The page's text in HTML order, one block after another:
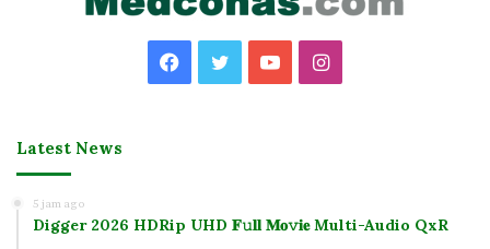
Facebook
TwitterYouTubeInstagram
Latest News
5 jam ago
Digger 2026 HDRip UHD 𝐅𝚞𝐥𝐥 𝐌𝐨𝚟𝐢𝐞 Multi-Audio QxR